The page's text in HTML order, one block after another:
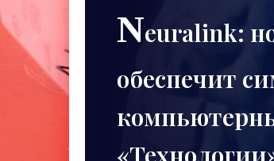
Neuralink:
обеспечит